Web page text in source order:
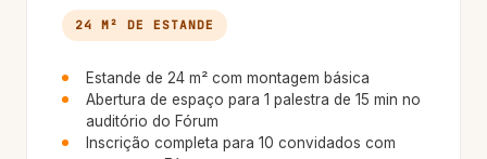
24 M² DE ESTANDE
Estande de 24 m² com montagem básica
Abertura de espaço para 1 palestra de 15 min no
auditório do Fórum
Inscrição completa para 10 convidados com